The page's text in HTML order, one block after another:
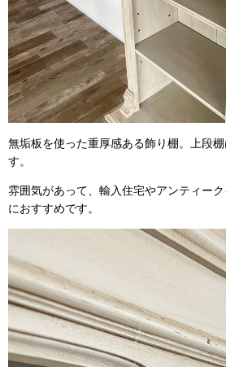
無垢板を使った重厚感ある飾り棚。上段
す。
雰囲気があって、輸入住宅やアンティー
におすすめです。